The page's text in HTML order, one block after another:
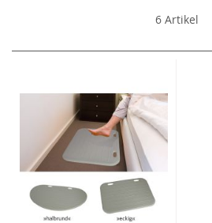
6Artikel